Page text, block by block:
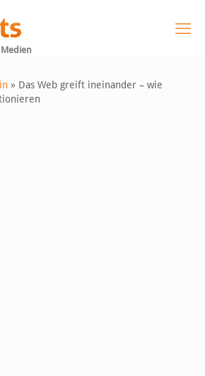
» Das Web greift ineinander – wie